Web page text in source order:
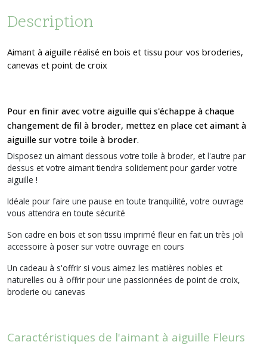
Description
Aimant à aiguille réalisé en bois et tissu pour vos broderies,
canevas et point de croix
Pour en finir avec votre aiguille qui s'échappe à chaque
changement de fil à broder, mettez en place cet aimant à
aiguille sur votre toile à broder.
Disposez un aimant dessous votre toile à broder, et l'autre par
dessus et votre aimant tiendra solidement pour garder votre
aiguille !
Idéale pour faire une pause en toute tranquilité, votre ouvrage
vous attendra en toute sécurité
Son cadre en bois et son tissu imprimé fleur en fait un très joli
accessoire à poser sur votre ouvrage en cours
Un cadeau à s'offrir si vous aimez les matières nobles et
naturelles ou à offrir pour une passionnées de point de croix,
broderie ou canevas
Caractéristiques de l'aimant à aiguille Fleurs